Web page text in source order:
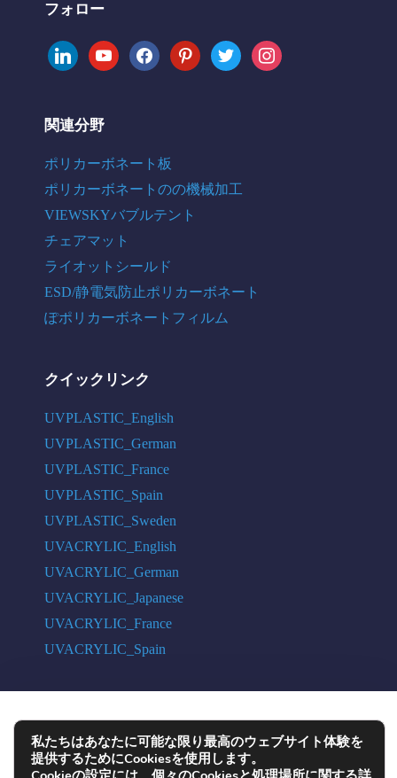
フォロー
linkedinyoutubefacebookpinteresttwitter instagram
関連分野
ポリカーボネート板
ポリカーボネートのの機械加工
VIEWSKYバブルテント
チェアマット
ライオットシールド
ESD/静電気防止ポリカーボネート
ぽポリカーボネートフィルム
クイックリンク
UVPLASTIC_English
UVPLASTIC_German
UVPLASTIC_France
UVPLASTIC_Spain
UVPLASTIC_Sweden
UVACRYLIC_English
UVACRYLIC_German
UVACRYLIC_Japanese
UVACRYLIC_France
UVACRYLIC_Spain
COPYRIGHT © 2004 - 2026 UVPLASTIC MATERIAL TECHNOLOGY CO.,
LTD. ALL RIGHTS RESERVED
私たちはあなたに可能な限り最高のウェブサイト体験を
提供するためにCookiesを使用します。